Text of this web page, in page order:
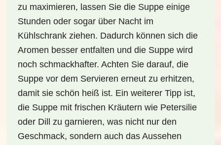
zu maximieren, lassen Sie die Suppe einige
Stunden oder sogar über Nacht im
Kühlschrank ziehen. Dadurch können sich die
Aromen besser entfalten und die Suppe wird
noch schmackhafter. Achten Sie darauf, die
Suppe vor dem Servieren erneut zu erhitzen,
damit sie schön heiß ist. Ein weiterer Tipp ist,
die Suppe mit frischen Kräutern wie Petersilie
oder Dill zu garnieren, was nicht nur den
Geschmack, sondern auch das Aussehen